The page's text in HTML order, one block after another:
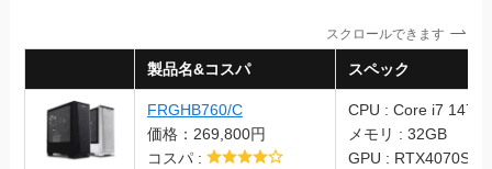
スクロールできます
製品名&コスパ スペック
FRGHB760/C
価格：269,800円
コスパ :
CPU : Core i7
メモリ : 32GB
GPU :